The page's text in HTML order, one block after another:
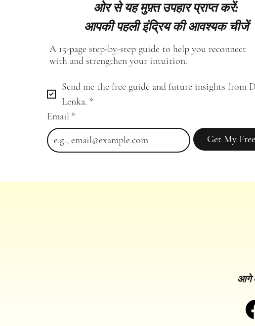
ओर से यह मुफ़्त उपहार प्राप्त करें:
आपकी पहली इंद्रिय की आवश्यक चीजें
A 15-page step-by-step guide to help you reconnect
with and strengthen your intuition.
Send me the free guide and future insights from
Lenka. *
Email *
Get My
आगे